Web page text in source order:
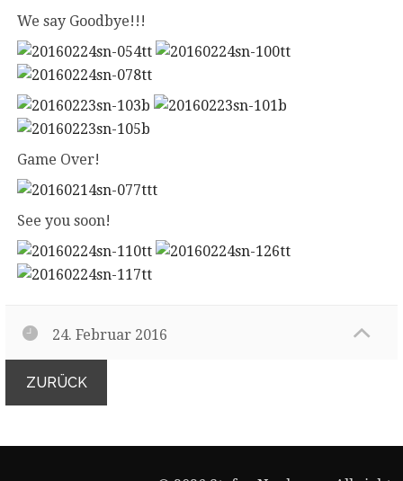
We say Goodbye!!!
Game Over!
See you soon!
24. Februar 2016
ZURÜCK